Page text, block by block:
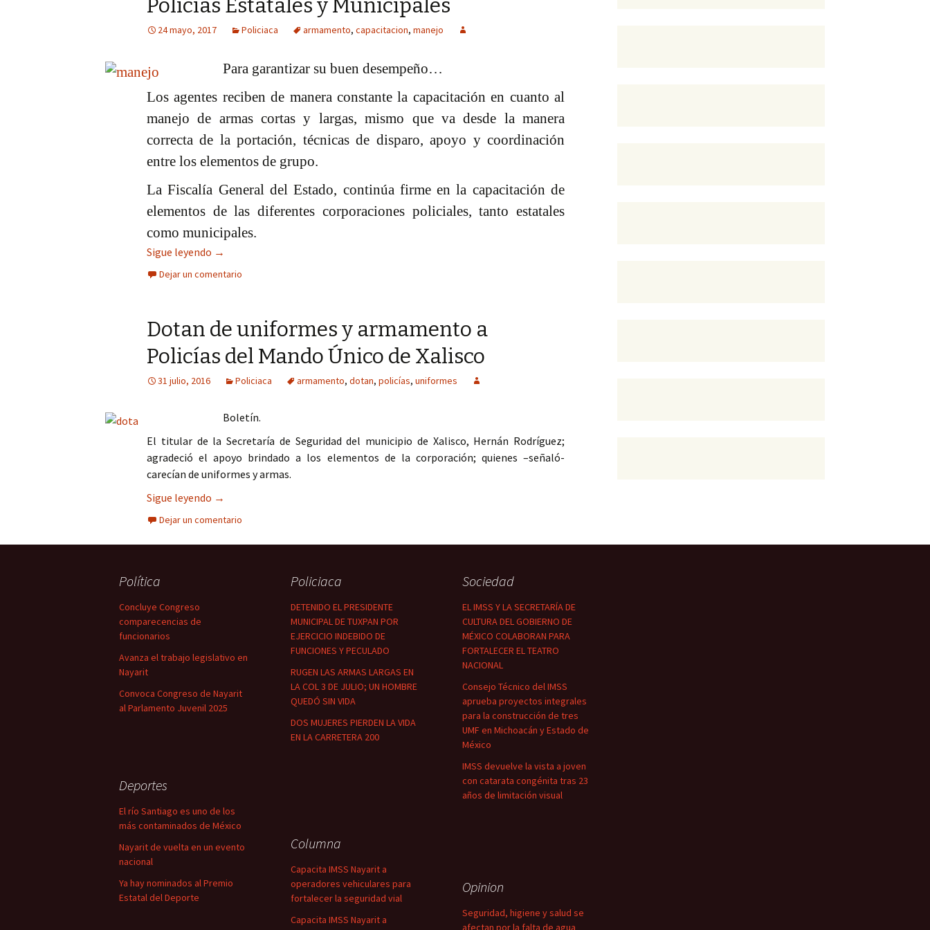
Policías Estatales y Municipales
24 mayo, 2017 Policiaca armamento, capacitacion, manejo
Para garantizar su buen desempeño…
Los agentes reciben de manera constante la capacitación en cuanto al
manejo de armas cortas y largas, mismo que va desde la manera
correcta de la portación, técnicas de disparo, apoyo y coordinación
entre los elementos de grupo.
La Fiscalía General del Estado, continúa firme en la capacitación de
elementos de las diferentes corporaciones policiales, tanto estatales
como municipales.
Sigue leyendo En el manejo de armamento capacitan a Policías Estatales y Municipales
→
Dejar un comentario
Dotan de uniformes y armamento a
Policías del Mando Único de Xalisco
31 julio, 2016 Policiaca armamento, dotan, policías, uniformes
Boletín.
El titular de la Secretaría de Seguridad del municipio de Xalisco, Hernán Rodríguez;
agradeció el apoyo brindado a los elementos de la corporación; quienes –señaló-
carecían de uniformes y armas.
Sigue leyendo Dotan de uniformes y armamento a Policías del Mando Único de Xalisco
→
Dejar un comentario
Política
Concluye Congreso
comparecencias de
funcionarios
Avanza el trabajo legislativo en
Nayarit
Convoca Congreso de Nayarit
al Parlamento Juvenil 2025
Policiaca
DETENIDO EL PRESIDENTE
MUNICIPAL DE TUXPAN POR
EJERCICIO INDEBIDO DE
FUNCIONES Y PECULADO
RUGEN LAS ARMAS LARGAS EN
LA COL 3 DE JULIO; UN HOMBRE
QUEDÓ SIN VIDA
DOS MUJERES PIERDEN LA VIDA
EN LA CARRETERA 200
Sociedad
EL IMSS Y LA SECRETARÍA DE
CULTURA DEL GOBIERNO DE
MÉXICO COLABORAN PARA
FORTALECER EL TEATRO
NACIONAL
Consejo Técnico del IMSS
aprueba proyectos integrales
para la construcción de tres
UMF en Michoacán y Estado de
México
IMSS devuelve la vista a joven
con catarata congénita tras 23
años de limitación visual
Deportes
El río Santiago es uno de los
más contaminados de México
Nayarit de vuelta en un evento
nacional
Ya hay nominados al Premio
Estatal del Deporte
Columna
Capacita IMSS Nayarit a
operadores vehiculares para
fortalecer la seguridad vial
Capacita IMSS Nayarit a
Opinion
Seguridad, higiene y salud se
afectan por la falta de agua